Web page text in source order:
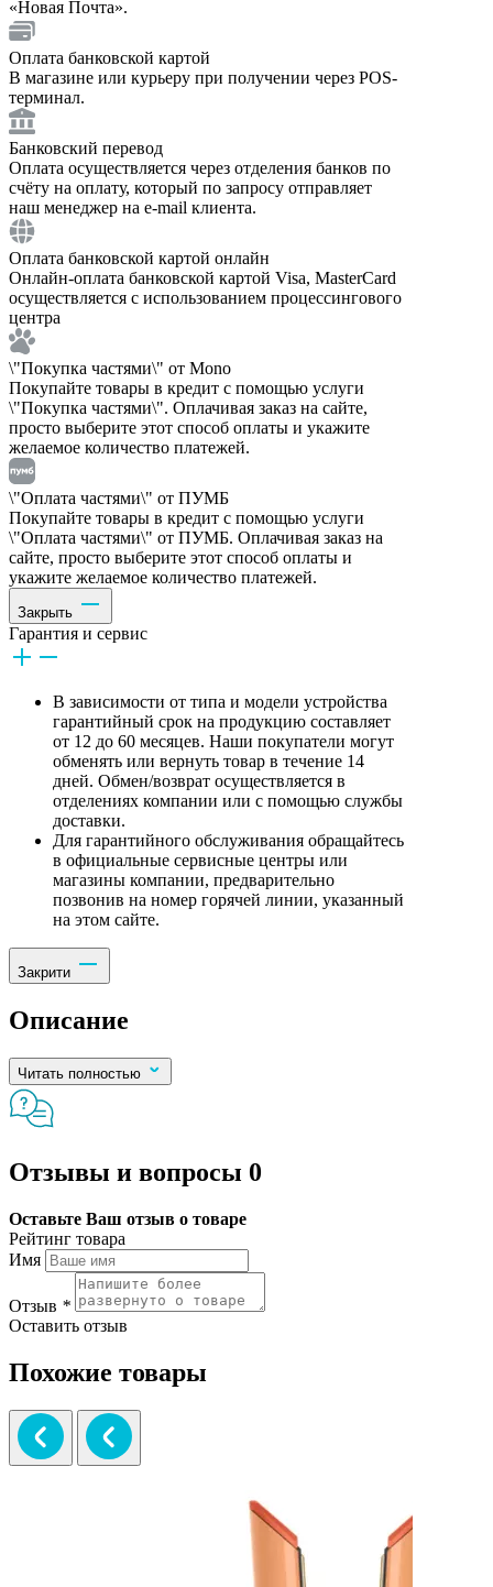
«Новая Почта».
Оплата банковской картой
В магазине или курьеру при получении через POS-
терминал.
Банковский перевод
Оплата осуществляется через отделения банков по
счёту на оплату, который по запросу отправляет
наш менеджер на e-mail клиента.
Оплата банковской картой онлайн
Онлайн-оплата банковской картой Visa, MasterCard
осуществляется с использованием процессингового
центра
\"Покупка частями\" от Mono
Покупайте товары в кредит с помощью услуги
\"Покупка частями\". Оплачивая заказ на сайте,
просто выберите этот способ оплаты и укажите
желаемое количество платежей.
\"Оплата частями\" от ПУМБ
Покупайте товары в кредит с помощью услуги
\"Оплата частями\" от ПУМБ. Оплачивая заказ на
сайте, просто выберите этот способ оплаты и
укажите желаемое количество платежей.
Закрыть
Гарантия и сервис
В зависимости от типа и модели устройства
гарантийный срок на продукцию составляет
от 12 до 60 месяцев. Наши покупатели могут
обменять или вернуть товар в течение 14
дней. Обмен/возврат осуществляется в
отделениях компании или с помощью службы
доставки.
Для гарантийного обслуживания обращайтесь
в официальные сервисные центры или
магазины компании, предварительно
позвонив на номер горячей линии, указанный
на этом сайте.
Закрити
Описание
Читать полностью
Отзывы и вопросы 0
Оставьте Ваш отзыв о товаре
Рейтинг товара
Имя
Отзыв *
Оставить отзыв
Похожие товары